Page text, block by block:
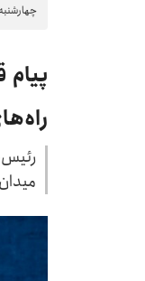
چهارشنبه ۳۰ اردیبهشت ۱۴۰۵ - ۰۹:۵۸